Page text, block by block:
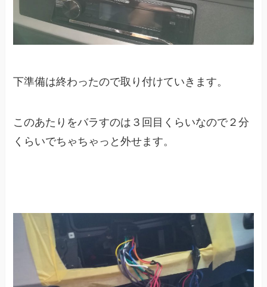
下準備は終わったので取り付けていきます。
このあたりをバラすのは３回目くらいなので２分
くらいでちゃちゃっと外せます。